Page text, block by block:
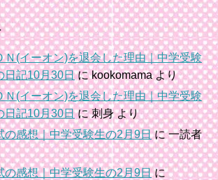
Ｎ(イーオン)を退会した理由｜中学受験
日記10月30日にkookomamaより
Ｎ(イーオン)を退会した理由｜中学受験
日記10月30日に刺身より
の感想｜中学受験生の2月9日に一読者
の感想｜中学受験生の2月9日に